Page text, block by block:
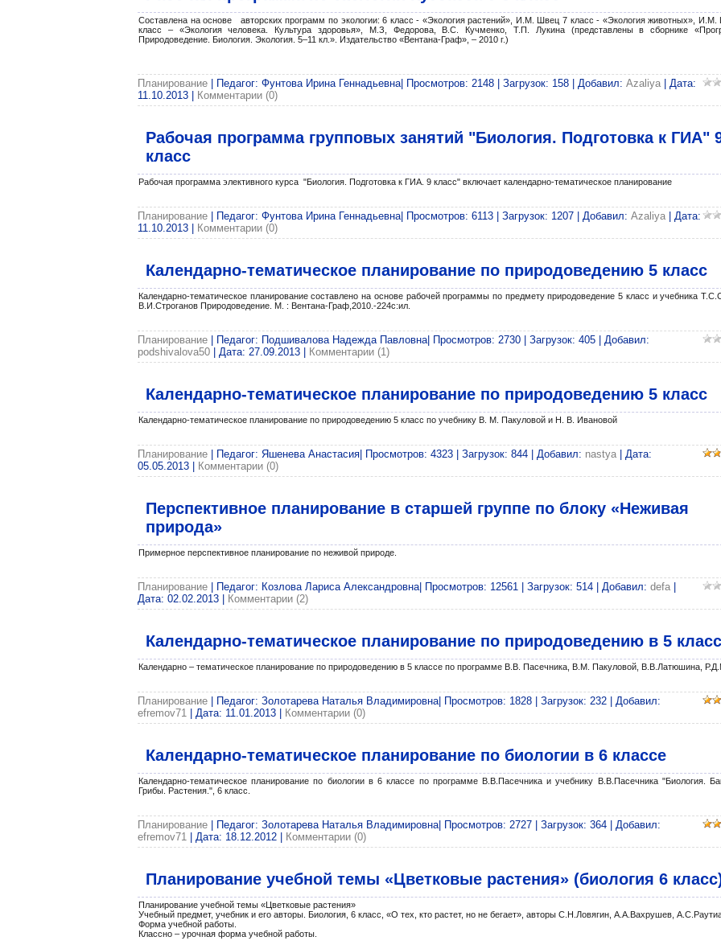
Составлена на основе авторских программ по экологии: 6 класс - «Экология растений», И.М. Швец 7 класс - «Экология животных»,
класс – «Экология человека. Культура здоровья», М.З, Федорова, В.С. Кучменко, Т.П. Лукина (представлены в сборнике
Природоведение. Биология. Экология. 5–11 кл.». Издательство «Вентана-Граф», – 2010 г.)
Планирование | Педагог: Фунтова Ирина Геннадьевна| Просмотров: 2148 | Загрузок: 158 | Добавил: Azaliya | Дата:
11.10.2013
Комментарии (0)
Рабочая программа групповых занятий "Биология. Подготовка к ГИА"
класс
Рабочая программа элективного курса "Биология. Подготовка к ГИА. 9 класс" включает календарно-тематическое планирование
Планирование | Педагог: Фунтова Ирина Геннадьевна| Просмотров: 6113 | Загрузок: 1207 | Добавил: Azaliya | Дата:
11.10.2013
Комментарии (0)
Календарно-тематическое планирование по природоведению 5 класс
Календарно-тематическое планирование составлено на основе рабочей программы по предмету природоведение 5 класс и учебника
В.И.Строганов Природоведение. М. : Вентана-Граф,2010.-224с:ил.
Планирование | Педагог: Подшивалова Надежда Павловна| Просмотров: 2730 | Загрузок: 405 | Добавил:
podshivalova50 | Дата: 27.09.2013 Комментарии (1)
Календарно-тематическое планирование по природоведению 5 класс
Календарно-тематическое планирование по природоведению 5 класс по учебнику В. М. Пакуловой и Н. В. Ивановой
Планирование | Педагог: Яшенева Анастасия| Просмотров: 4323 | Загрузок: 844 | Добавил: nastya | Дата:
05.05.2013
Комментарии (0)
Перспективное планирование в старшей группе по блоку «Неживая
природа»
Примерное перспективное планирование по неживой природе.
Планирование | Педагог: Козлова Лариса Александровна| Просмотров: 12561 | Загрузок: 514 | Добавил: defa
Дата: 02.02.2013 Комментарии (2)
Календарно-тематическое планирование по природоведению в 5
Календарно – тематическое планирование по природоведению в 5 классе по программе В.В. Пасечника, В.М. Пакуловой, В.В.Латюшина,
Планирование | Педагог: Золотарева Наталья Владимировна| Просмотров: 1828 | Загрузок: 232 | Добавил:
efremov71 | Дата: 11.01.2013 Комментарии (0)
Календарно-тематическое планирование по биологии в 6 классе
Календарно-тематическое планирование по биологии в 6 классе по программе В.В.Пасечника и учебнику В.В.Пасечника "Биология.
Грибы. Растения.", 6 класс.
Планирование | Педагог: Золотарева Наталья Владимировна| Просмотров: 2727 | Загрузок: 364 | Добавил:
efremov71 | Дата: 18.12.2012 Комментарии (0)
Планирование учебной темы «Цветковые растения» (биология 6
Планирование учебной темы «Цветковые растения»
Учебный предмет, учебник и его авторы. Биология, 6 класс, «О тех, кто растет, но не бегает», авторы С.Н.Ловягин, А.А.Вахрушев,
Форма учебной работы.
Классно – урочная форма учебной работы.